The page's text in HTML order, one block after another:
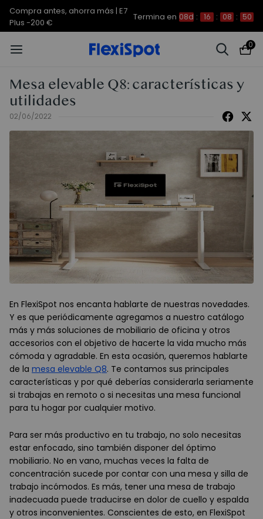
Compra antes, ahorra más | E7
Plus -200 €
Termina en 08d : 16 : 08 : 49
0
Mesa elevable Q8: características y
utilidades
02/06/2022
En FlexiSpot nos encanta hablarte de nuestras novedades.
Y es que periódicamente agregamos a nuestro catálogo
más y más soluciones de mobiliario de oficina y otros
accesorios con el objetivo de hacerte la vida mucho más
cómoda y agradable. En esta ocasión, queremos hablarte
de la mesa elevable Q8. Te contamos sus principales
características y por qué deberías considerarla seriamente
si trabajas en remoto o si necesitas una mesa funcional
para tu hogar por cualquier motivo.
Para ser más productivo en tu trabajo, no solo necesitas
estar enfocado, sino también disponer del óptimo
mobiliario. No en vano, muchas veces la falta de
concentración sucede por contar con una mesa y silla de
trabajo incómodos. Es más, tener una mesa de trabajo
inadecuada puede traducirse en dolor de cuello y espalda
y otros inconvenientes. Conscientes de esto, en FlexiSpot